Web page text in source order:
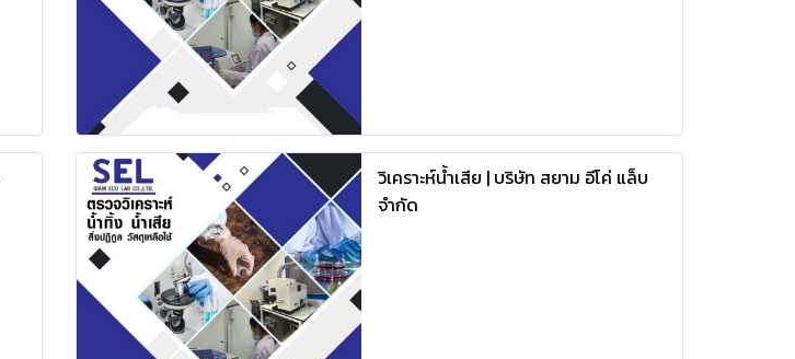
วิเคราะห์น้ำเสีย | บริษัท สยาม อีโค่ แล็บ
จำกัด